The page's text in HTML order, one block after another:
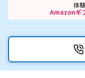
体
Amazonギ